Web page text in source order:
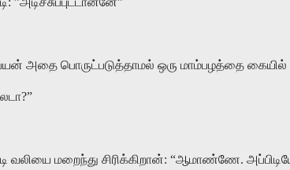
அதை பொருட்படுத்தாமல் ஒரு மாம்பழத்தை கையில்
வலியை மறைந்து சிரிக்கிறான்: “ஆமாண்ணே.